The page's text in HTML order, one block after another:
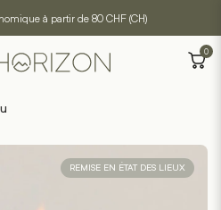
à partir de 80 CHF (CH)
0
REMISE EN ÉTAT DES LIEUX